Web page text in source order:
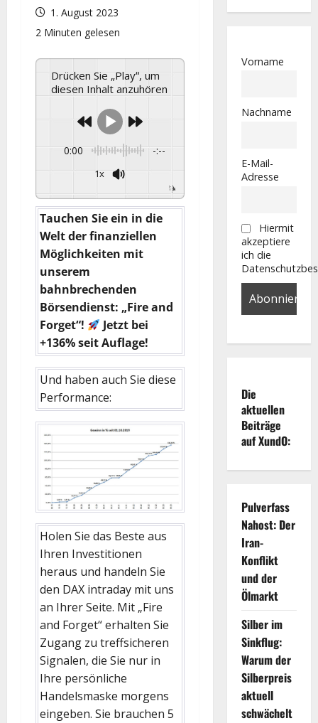
1. August 2023
2 Minuten gelesen
Drücken Sie „Play“, um
diesen Inhalt anzuhören
0:00 -:--
1x
GSpeech
Tauchen Sie ein in die
Welt der finanziellen
Möglichkeiten mit
unserem
bahnbrechenden
Börsendienst: „Fire and
Forget“!
Jetzt bei
+136% seit Auflage!
Und haben auch Sie diese
Performance:
Holen Sie das Beste aus
Ihren Investitionen
heraus und handeln Sie
den DAX intraday mit uns
an Ihrer Seite. Mit „Fire
and Forget“ erhalten Sie
Zugang zu treffsicheren
Signalen, die Sie nur in
Ihre persönliche
Handelsmaske morgens
eingeben. Sie brauchen 5
Vorname
Nachname
E-Mail-
Adresse
Hiermit
akzeptiere
ich die
Die
aktuellen
Beiträge
auf XundO:
Pulverfass
Nahost: Der
Iran-
Konflikt
und der
Ölmarkt
Silber im
Sinkflug:
Warum der
Silberpreis
aktuell
schwächelt